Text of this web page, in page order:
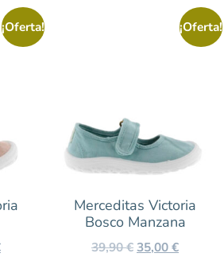
¡Oferta! ¡Oferta!
Merceditas Victoria
Bosco Manzana
39,90€35,00€